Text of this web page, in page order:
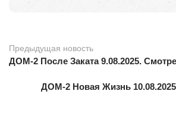
Предыдущая новость
ДОМ-2 После Заката 9.08.2025.
ДОМ-2 Новая Жизнь